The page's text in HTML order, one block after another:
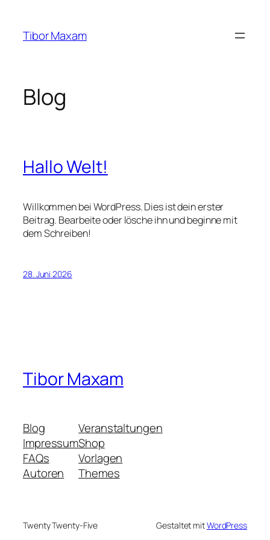
springen
Tibor Maxam
Blog
Hallo Welt!
Willkommen bei WordPress. Dies ist dein erster
Beitrag. Bearbeite oder lösche ihn und beginne mit
dem Schreiben!
28. Juni 2026
Tibor Maxam
Blog
Impressum
FAQs
Autoren
Veranstaltungen
Shop
Vorlagen
Themes
Twenty Twenty-Five Gestaltet mitWordPress